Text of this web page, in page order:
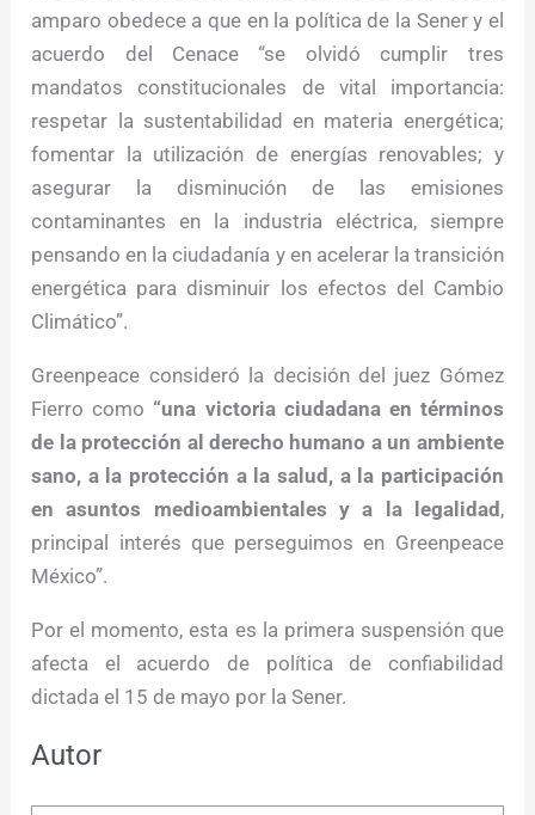
amparo obedece a que en la política de la Sener y el
acuerdo del Cenace “se olvidó cumplir tres
mandatos constitucionales de vital importancia:
respetar la sustentabilidad en materia energética;
fomentar la utilización de energías renovables; y
asegurar la disminución de las emisiones
contaminantes en la industria eléctrica, siempre
pensando en la ciudadanía y en acelerar la transición
energética para disminuir los efectos del Cambio
Climático”.
Greenpeace consideró la decisión del juez Gómez
Fierro como “una victoria ciudadana en términos
de la protección al derecho humano a un ambiente
sano, a la protección a la salud, a la participación
en asuntos medioambientales y a la legalidad,
principal interés que perseguimos en Greenpeace
México”.
Por el momento, esta es la primera suspensión que
afecta el acuerdo de política de confiabilidad
dictada el 15 de mayo por la Sener.
Autor